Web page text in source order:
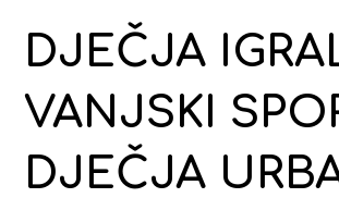
DJEČJA
VANJSKI
DJEČJA